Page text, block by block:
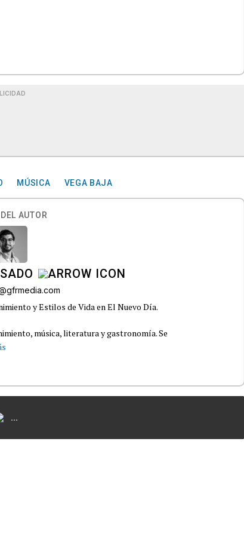
MÚSICA VEGA BAJA
AUTOR
y Estilos de Vida en El Nuevo Día.
música, literatura y gastronomía. Se
...